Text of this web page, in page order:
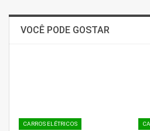
VOCÊ PODE GOSTAR
CARROS ELÉTRICOS